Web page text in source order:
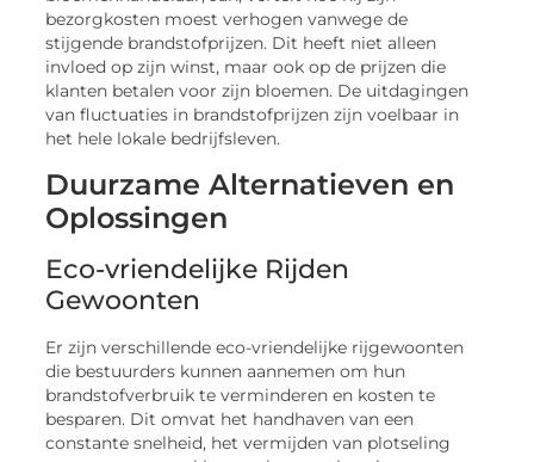
bezorgkosten moest verhogen vanwege de
stijgende brandstofprijzen. Dit heeft niet alleen
invloed op zijn winst, maar ook op de prijzen die
klanten betalen voor zijn bloemen. De uitdagingen
van fluctuaties in brandstofprijzen zijn voelbaar in
het hele lokale bedrijfsleven.
Duurzame Alternatieven en
Oplossingen
Eco-vriendelijke Rijden
Gewoonten
Er zijn verschillende eco-vriendelijke rijgewoonten
die bestuurders kunnen aannemen om hun
brandstofverbruik te verminderen en kosten te
besparen. Dit omvat het handhaven van een
constante snelheid, het vermijden van plotseling